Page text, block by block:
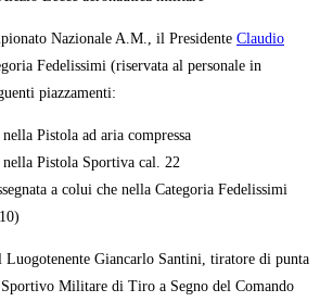
Nazionale A.M., il Presidente Claudio
Fedelissimi (riservata al personale in
piazzamenti:
Pistola ad aria compressa
Pistola Sportiva cal. 22
a colui che nella Categoria Fedelissimi
Giancarlo Santini, tiratore di punta
Militare di Tiro a Segno del Comando